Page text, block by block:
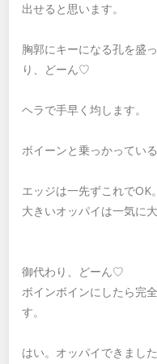
出せると思います。
胸郭にキーになる孔を盛
り、どーん♡
ヘラで手早く均します。
ボイーンと乗っかってい
エッジは一先ずこれでOK。
大きいオッパイは一気に
御代わり、どーん♡
ボインボインにしたら完
す。
はい。オッパイできまし